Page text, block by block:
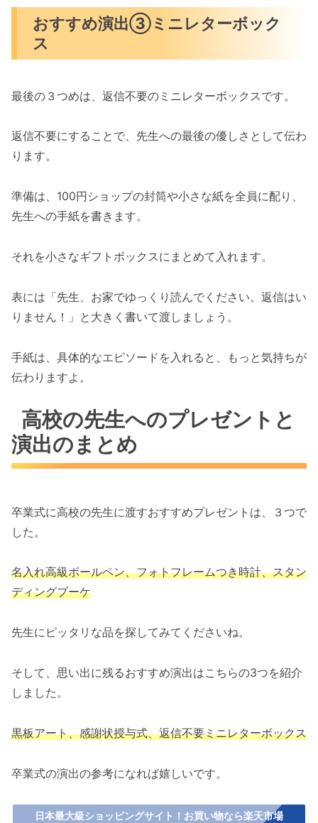
おすすめ演出③ミニレターボック
ス
最後の３つめは、返信不要のミニレターボックスです。
返信不要にすることで、先生への最後の優しさとして伝わ
ります。
準備は、100円ショップの封筒や小さな紙を全員に配り、
先生への手紙を書きます。
それを小さなギフトボックスにまとめて入れます。
表には「先生、お家でゆっくり読んでください。返信はい
りません！」と大きく書いて渡しましょう。
手紙は、具体的なエピソードを入れると、もっと気持ちが
伝わりますよ。
高校の先生へのプレゼントと
演出のまとめ
卒業式に高校の先生に渡すおすすめプレゼントは、３つで
した。
名入れ高級ボールペン、フォトフレームつき時計、スタン
ディングブーケ
先生にピッタリな品を探してみてくださいね。
そして、思い出に残るおすすめ演出はこちらの3つを紹介
しました。
黒板アート、感謝状授与式、返信不要ミニレターボックス
卒業式の演出の参考になれば嬉しいです。
日本最大級ショッピングサイト！お買い物なら楽天市場